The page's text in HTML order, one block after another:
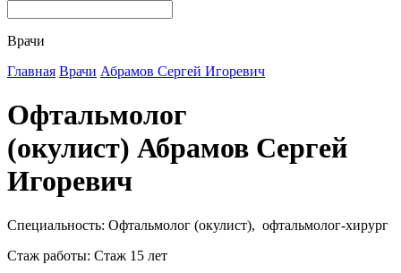
Врачи
Главная Врачи Абрамов Сергей Игоревич
Офтальмолог
(окулист) Абрамов Сергей
Игоревич
Специальность: Офтальмолог (окулист), офтальмолог-хирург
Стаж работы: Стаж 15 лет